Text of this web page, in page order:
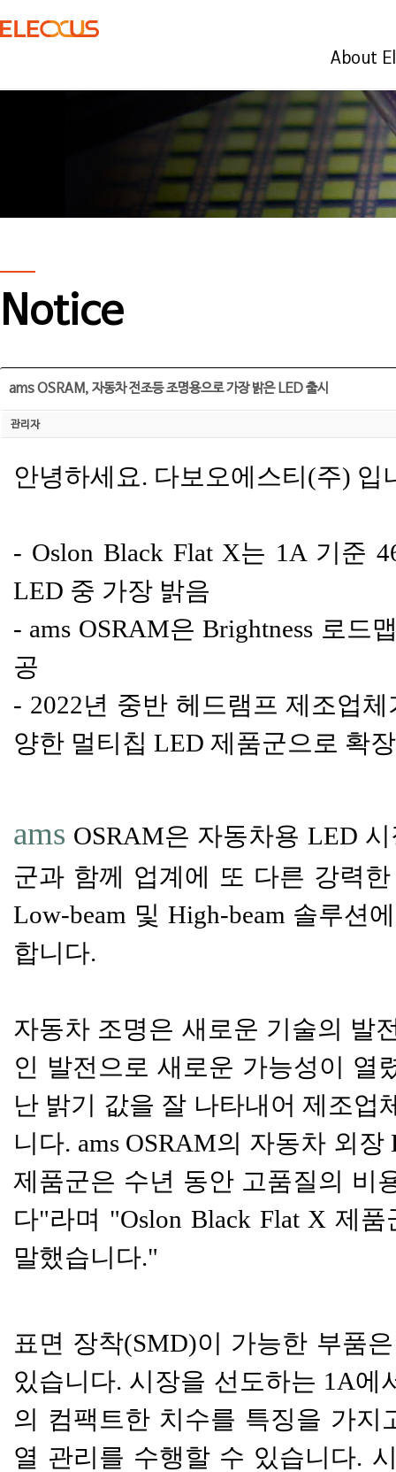
About
Notice
ams OSRAM, 자동차 전조등 조명용으로 가장 밝은 LED 출시
관리자
안녕하세요. 다보오에스티(주) 입
- Oslon Black Flat X는 1A 기준
LED 중 가장 밝음
- ams OSRAM은 Brightness 로
공
- 2022년 중반 헤드램프 제조업
양한 멀티칩 LED 제품군으로 확
ams OSRAM은 자동차용 LED
군과 함께 업계에 또 다른 강력
Low-beam 및 High-beam 솔루션
합니다.
자동차 조명은 새로운 기술의 발
인 발전으로 새로운 가능성이 열
난 밝기 값을 잘 나타내어 제조업
니다. ams OSRAM의 자동차 외
제품군은 수년 동안 고품질의 비
다"라며 "Oslon Black FlatX 제품
말했습니다."
표면 장착(SMD)이 가능한 부품
있습니다. 시장을 선도하는 1A에
의 컴팩트한 치수를 특징을 가지
열 관리를 수행할 수 있습니다.